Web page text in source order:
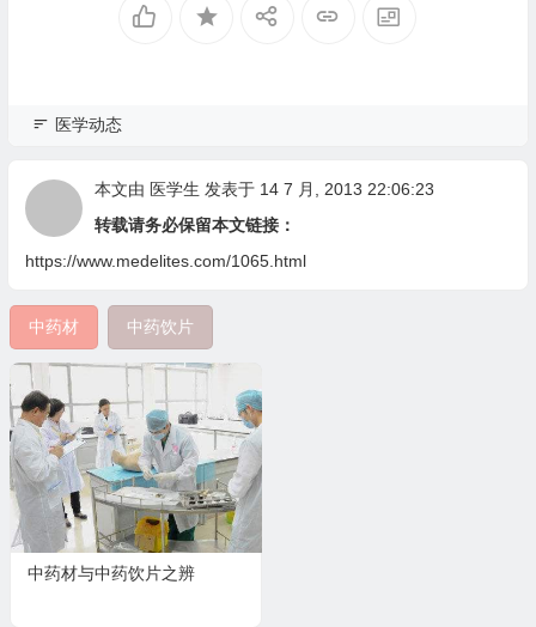
医学动态
本文由 医学生 发表于 14 7 月, 2013 22:06:23
转载请务必保留本文链接：
https://www.medelites.com/1065.html
中药材 中药饮片
中药材与中药饮片之辨